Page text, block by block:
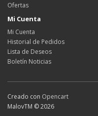
Ofertas
Mi Cuenta
Mi Cuenta
Historial de Pedidos
Lista de Deseos
Boletín Noticias
Creado con Opencart
MalovTM © 2026